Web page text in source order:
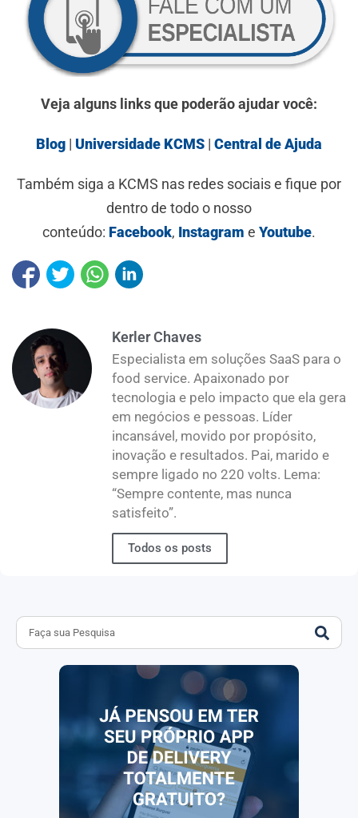
Veja alguns links que poderão ajudar você:
Blog | Universidade KCMS | Central de Ajuda
Também siga a KCMS nas redes sociais e fique por
dentro de todo o nosso
conteúdo: Facebook, Instagram e Youtube.
Kerler Chaves
Especialista em soluções SaaS para o
food service. Apaixonado por
tecnologia e pelo impacto que ela gera
em negócios e pessoas. Líder
incansável, movido por propósito,
inovação e resultados. Pai, marido e
sempre ligado no 220 volts. Lema:
“Sempre contente, mas nunca
satisfeito”.
Todos os posts